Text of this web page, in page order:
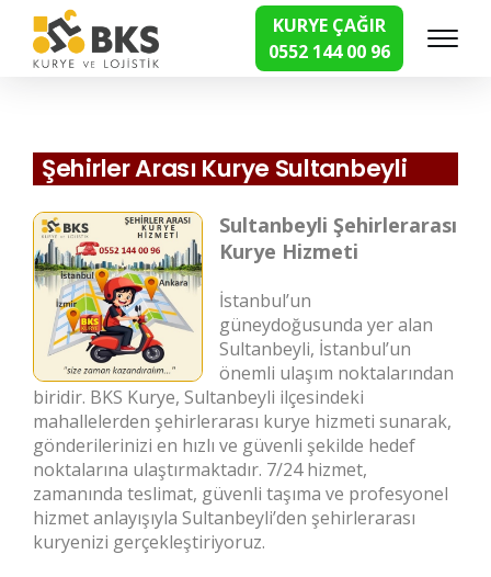
KURYE ÇAĞIR
0552 144 00 96
Hızlı Kurye Hizmetleri
Şehirler Arası Kurye Sultanbeyli
Sultanbeyli Şehirlerarası
Kurye Hizmeti
İstanbul’un
güneydoğusunda yer alan
Sultanbeyli, İstanbul’un
önemli ulaşım noktalarından
biridir. BKS Kurye, Sultanbeyli ilçesindeki
mahallelerden şehirlerarası kurye hizmeti sunarak,
gönderilerinizi en hızlı ve güvenli şekilde hedef
noktalarına ulaştırmaktadır. 7/24 hizmet,
zamanında teslimat, güvenli taşıma ve profesyonel
hizmet anlayışıyla Sultanbeyli’den şehirlerarası
kuryenizi gerçekleştiriyoruz.